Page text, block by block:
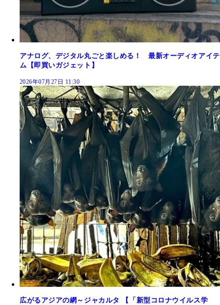
アナログ、デジタル丸ごと楽しめる！ 最新オーディオアイテ
ム【即買いガジェット】
2026年07月27日 11:30
広がるアジアの網～ジャカルタ 【「新型コロナウイルス学